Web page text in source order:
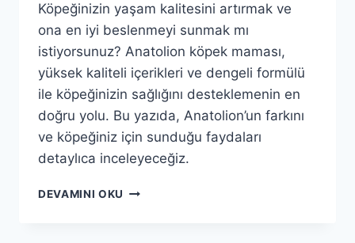
Köpeğinizin yaşam kalitesini artırmak ve
ona en iyi beslenmeyi sunmak mı
istiyorsunuz? Anatolion köpek maması,
yüksek kaliteli içerikleri ve dengeli formülü
ile köpeğinizin sağlığını desteklemenin en
doğru yolu. Bu yazıda, Anatolion’un farkını
ve köpeğiniz için sunduğu faydaları
detaylıca inceleyeceğiz.
DEVAMINI OKU ANATOLION